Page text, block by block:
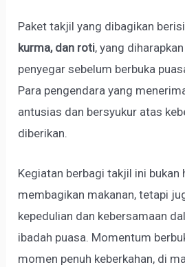
Paket takjil yang dibagikan berisi
kurma, dan roti, yang
penyegar sebelum berbuka
Para pengendara yang
antusias dan bersyukur atas
diberikan.
Kegiatan berbagi takjil ini bukan
membagikan makanan, tetapi
kepedulian dan kebersamaan
ibadah puasa. Momentum
momen penuh keberkahan, di